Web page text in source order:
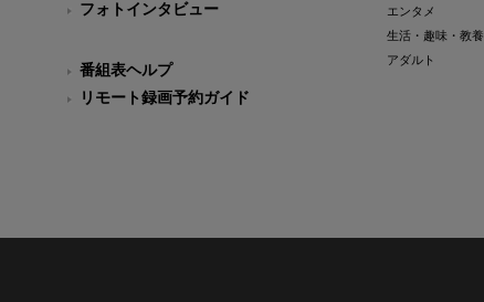
フォトインタビュー
番組表ヘルプ
リモート録画予約ガイド
エンタメ
生活・趣味・教養
アダルト